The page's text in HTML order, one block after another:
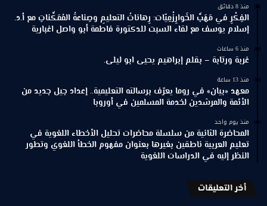
منذ 8 دقائق
الفِكْرِ في مَهَبِّ الخَوارِزْمِيّات: رِهاناتُ التعليمِ وصِناعةُ المُمَكِّناتِ مع أ.د.
إسلام يوسف مع لقاء السبت للدكتورة فاطمة أبو واصل اغبارية
منذ 6 ساعات
غربة ورتابة – بقلم إبراهيم يحيى ابو ليلى.
منذ 13 ساعة
معهد «بيان» في روما يعرّف برسالته التعليمية.. إعداد جيل جديد من
الأئمة والمرشدين لخدمة المسلمين في أوروبا
منذ يوم واحد
المحاضرة الثانية من سلسلة محاضرات تحليل الأخطاء اللغوية في
تعليم العربية ناطقين بغيرها بعنوان مفهوم الخطأ اللغوي وتطور
النظر إليه في الدراسات اللغوية
أخر التعليقات